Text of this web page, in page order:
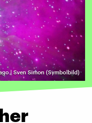
| Sven Simon (Symbolbild)